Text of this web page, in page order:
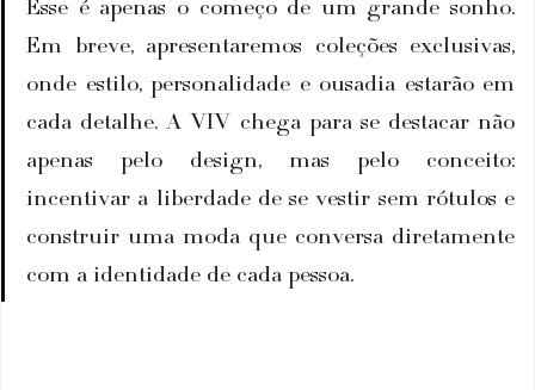
Esse é apenas o começo de um grande sonho.
Em breve, apresentaremos coleções exclusivas,
onde estilo, personalidade e ousadia estarão em
cada detalhe. A VIV chega para se destacar não
apenas pelo design, mas pelo conceito:
incentivar a liberdade de se vestir sem rótulos e
construir uma moda que conversa diretamente
com a identidade de cada pessoa.